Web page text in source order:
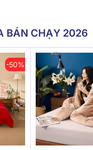
BÁN CHẠY 2026
-50%